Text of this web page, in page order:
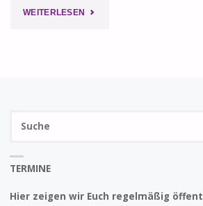
WEITERLESEN "VERRAT!
TERMINE
Hier zeigen wir Euch regelmäßig